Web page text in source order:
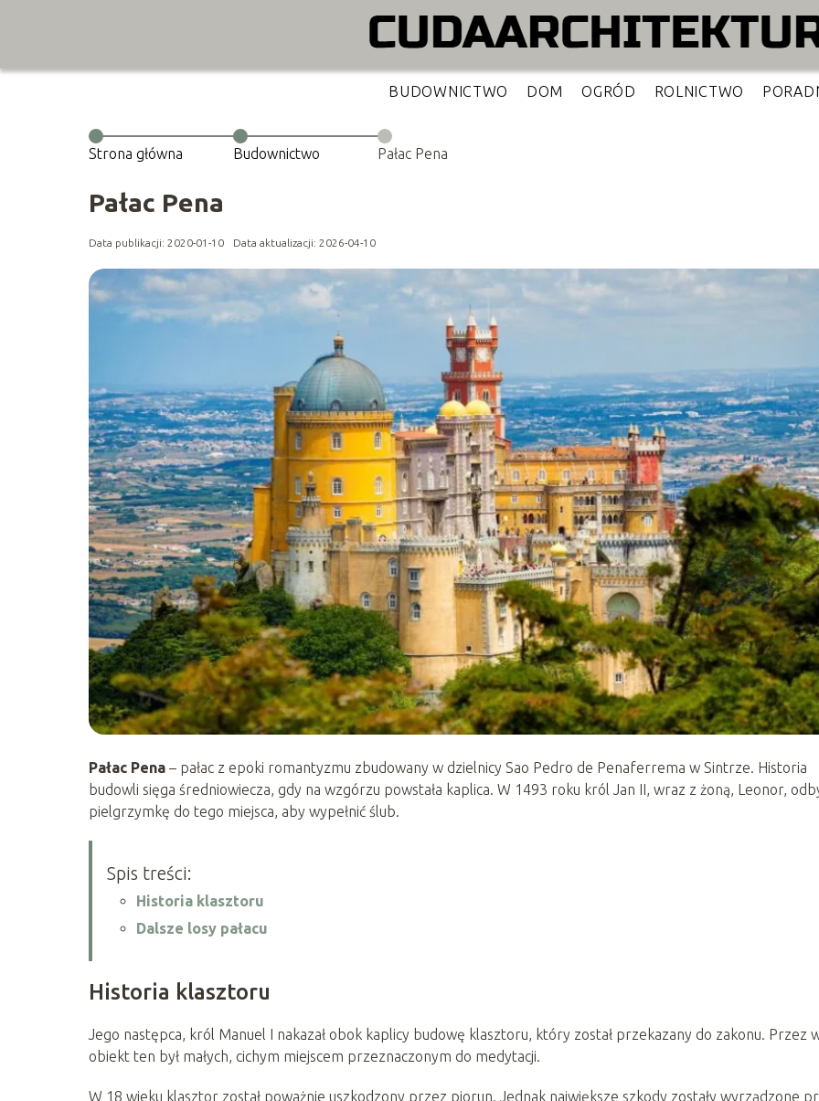
BUDOWNICTWO DOM OGRÓD ROLNICTWO
Strona główna Budownictwo Pałac Pena
Pałac Pena
Data publikacji: 2020-01-10 Data aktualizacji: 2026-04-10
Pałac Pena – pałac z epoki romantyzmu zbudowany w dzielnicy Sao Pedro de Penaferrema w Sintrze. Historia
budowli sięga średniowiecza, gdy na wzgórzu powstała kaplica. W 1493 roku król Jan II, wraz z żoną, Leonor,
pielgrzymkę do tego miejsca, aby wypełnić ślub.
Spis treści:
Historia klasztoru
Dalsze losy pałacu
Historia klasztoru
Jego następca, król Manuel I nakazał obok kaplicy budowę klasztoru, który został przekazany do zakonu. Przez
obiekt ten był małych, cichym miejscem przeznaczonym do medytacji.
W 18 wieku klasztor został poważnie uszkodzony przez piorun. Jednak największe szkody zostały wyrządzone